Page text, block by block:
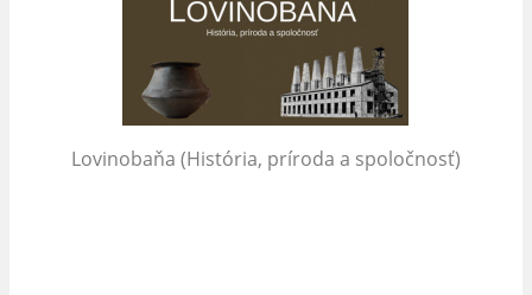
Lovinobaňa (História, príroda a spoločnosť)